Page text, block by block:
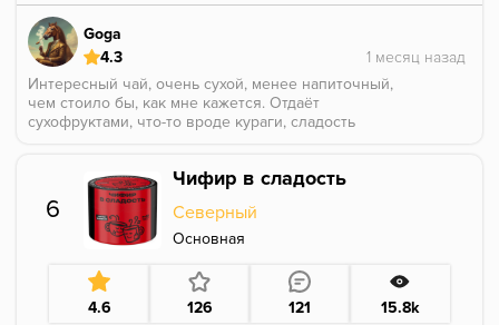
Goga
4.3
Интересный чай, очень сухой, менее напиточный,
чем стоило бы, как мне кажется. Отдаёт
сухофруктами, что-то вроде кураги, сладость
собственно чайной текстуры, которая бы плотно
садилась в миксы на фон. Тут получился более
тонкий вкус. В любом случае у северного плохих (и
даже средних) чаёв не бывает, какой-бы ты не
вкусы предпочёл бы другие варианты, но и на этот
любителей достаточно
6
Чифир в сладость
Северный
Основная
4.6 126 121 15.8k